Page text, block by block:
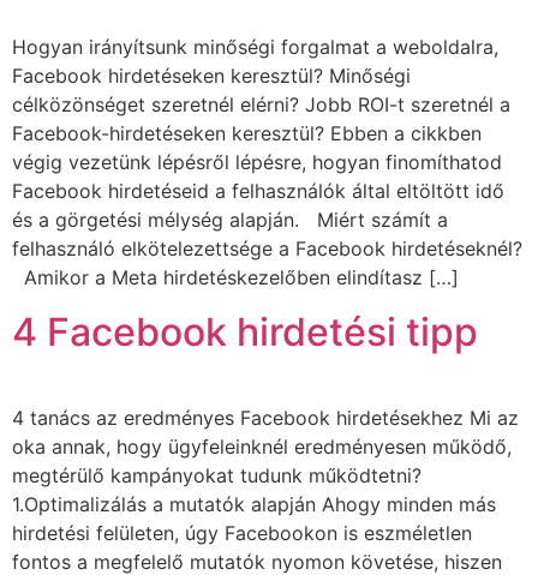
Hogyan irányítsunk minőségi forgalmat a weboldalra,
Facebook hirdetéseken keresztül? Minőségi
célközönséget szeretnél elérni? Jobb ROI-t szeretnél a
Facebook-hirdetéseken keresztül? Ebben a cikkben
végig vezetünk lépésről lépésre, hogyan finomíthatod
Facebook hirdetéseid a felhasználók által eltöltött idő
és a görgetési mélység alapján. Miért számít a
felhasználó elkötelezettsége a Facebook hirdetéseknél?
Amikor a Meta hirdetéskezelőben elindítasz […]
4 Facebook hirdetési tipp
4 tanács az eredményes Facebook hirdetésekhez Mi az
oka annak, hogy ügyfeleinknél eredményesen működő,
megtérülő kampányokat tudunk működtetni?
1.Optimalizálás a mutatók alapján Ahogy minden más
hirdetési felületen, úgy Facebookon is eszméletlen
fontos a megfelelő mutatók nyomon követése, hiszen